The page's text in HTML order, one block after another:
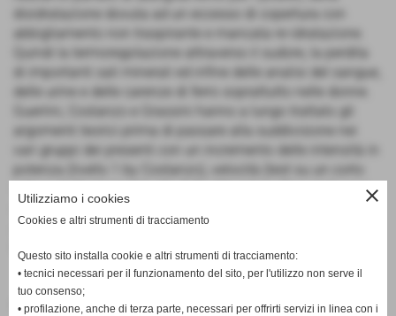
disidratazione dovuta ad un eccesso di copertura con
abbigliamento non traspirante e mancata re-idratazione.
Quindi la termoregolazione attraverso il sudore, la perdita
di importanti sali minerali ed infine delle analisi del sangue,
delle urine e delle carenze di ferro soprattutto nelle donne.
Guerrini, Costanzo e Grassini hanno a lungo trattato gli
argomenti teorici prima di passare alla suddivisione nei
vari gruppi dei presenti con un incremento delle intensità in
potenza (livello 1 by Costanzo), velocità (test su un corto
veloce di 4km) per il livello 2 (by Maggini e Grassini) e sui
cambi di ritmo per il livello 3 (Guerrini).
Appuntamento a martedì prossimo per la penultima
lezione, prima del rush finale.
Fonte:Area Tecnica
close
Utilizziamo i cookies
Cookies e altri strumenti di tracciamento
Questo sito installa cookie e altri strumenti di tracciamento:
• tecnici necessari per il funzionamento del sito, per l'utilizzo non serve il
tuo consenso;
• profilazione, anche di terza parte, necessari per offrirti servizi in linea con i